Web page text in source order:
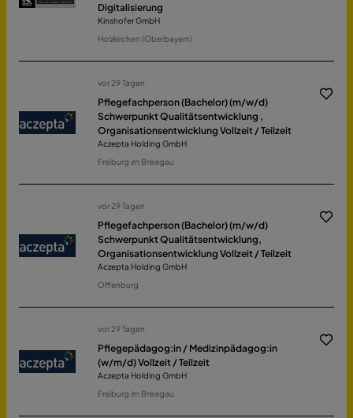
Digitalisierung
Kinshofer GmbH
Holzkirchen (Oberbayern)
vor 29 Tagen
Pflegefachperson (Bachelor) (m/w/d)
Schwerpunkt Qualitätsentwicklung ,
Organisationsentwicklung Vollzeit / Teilzeit
Aczepta Holding GmbH
Freiburg im Breisgau
vor 29 Tagen
Pflegefachperson (Bachelor) (m/w/d)
Schwerpunkt Qualitätsentwicklung,
Organisationsentwicklung Vollzeit / Teilzeit
Aczepta Holding GmbH
Offenburg
vor 29 Tagen
Pflegepädagog:in / Medizinpädagog:in
(w/m/d) Vollzeit / Teilzeit
Aczepta Holding GmbH
Freiburg im Breisgau